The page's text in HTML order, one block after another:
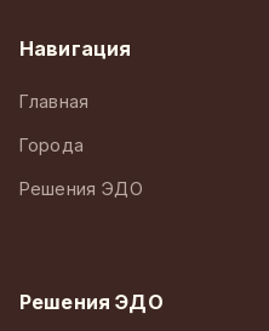
Навигация
Главная
Города
Решения ЭДО
Решения ЭДО